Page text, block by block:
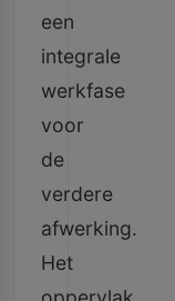
een
integrale
werkfase
voor
de
verdere
afwerking.
Het